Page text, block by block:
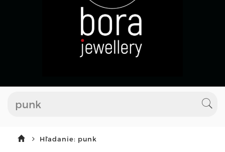
Hľadanie: punk